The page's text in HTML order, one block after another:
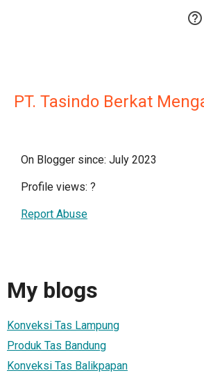

PT. Tasindo Berkat
On Blogger since: July 2023
Profile views: ?
Report Abuse
My blogs
Konveksi Tas Lampung
Produk Tas Bandung
Konveksi Tas Balikpapan